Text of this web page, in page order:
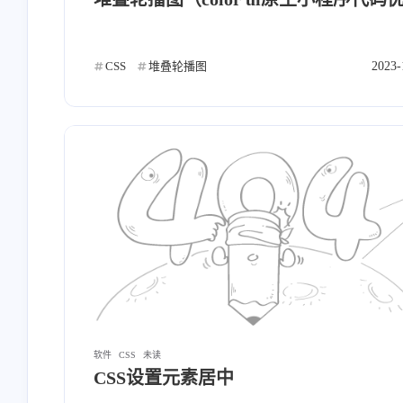
最近评论
CSS 堆叠轮播图
软件 CSS 未读
CSS设置元素居中